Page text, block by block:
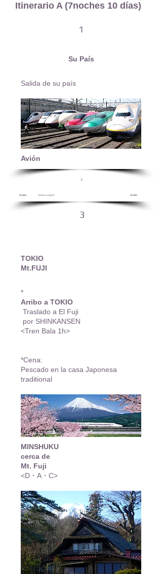
Itinerario A (7noches 10 días)
1
Su País
Salida de su país
Avión
Avión Vuelo a Japón Avión
2
3
TOKIO
Mt.FUJI
*
Arribo a TOKIO
Traslado a El Fuji
por SHINKANSEN
<Tren Bala 1h>
*Cena:
Pescado en la casa Japonesa
traditional
MINSHUKU
cerca de
Mt. Fuji
<D・A・C>